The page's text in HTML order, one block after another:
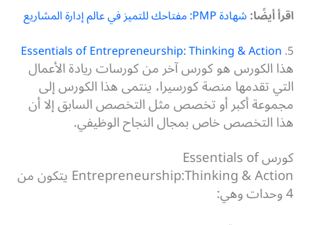
اقرأ أيضًا:شهادة PMP: مفتاحك للتميز في عالم إدارة المشاريع
5.
Essentials of Entrepreneurship: Thinking & Action
هذا الكورس هو كورس آخر من كورسات ريادة الأعمال
التي تقدمها منصة كورسيرا، ينتمى هذا الكورس إلى
مجموعة أكبر أو تخصص مثل التخصص السابق إلا أن
هذا التخصص خاص بمجال النجاح الوظيفي.
كورس Essentials of
Entrepreneurship:Thinking & Action يتكون من
4 وحدات وهي: